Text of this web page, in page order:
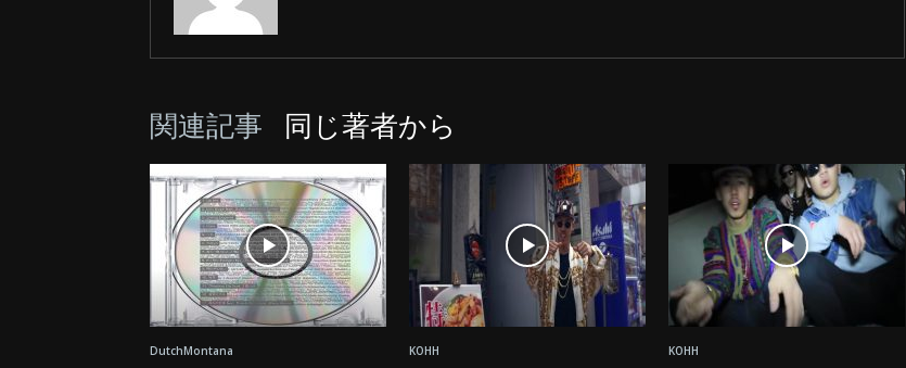
関連記事 同じ著者から
DutchMontana KOHH KOHH